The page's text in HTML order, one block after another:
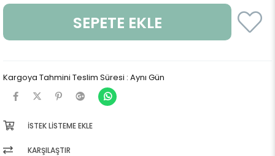
Kargoya Tahmini Teslim Süresi : Aynı Gün
İSTEK LISTEME EKLE
KARŞILAŞTIR